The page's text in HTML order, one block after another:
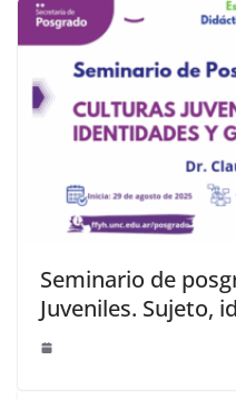
Seminario de
Juveniles. Sujeto,